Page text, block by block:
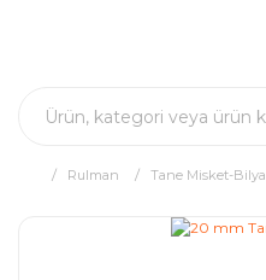
Rulman Tane Misket-Bilya